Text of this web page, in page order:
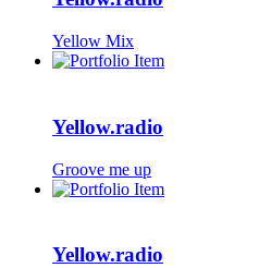
Yellow Mix
Yellow.radio
Groove me up
Yellow.radio